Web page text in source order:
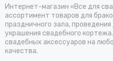
Интернет-магазин «Все для
ассортимент товаров для
праздничного зала,
украшения свадебного
свадебных аксессуаров на
качества.